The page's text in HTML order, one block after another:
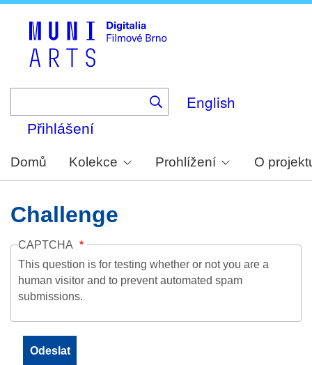
English
Přihlášení
Domů Kolekce Prohlížení O
Challenge
CAPTCHA
This question is for testing whether or not you are a
human visitor and to prevent automated spam
submissions.